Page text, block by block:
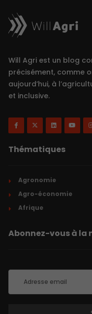
Will Agri est un blog
précisément, comme
aujourd’hui, à
et inclusive.
Thématiques
Agronomie
Agro-économie
Afrique
Abonnez-vous à la